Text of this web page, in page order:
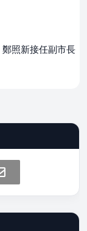
照新接任副市長